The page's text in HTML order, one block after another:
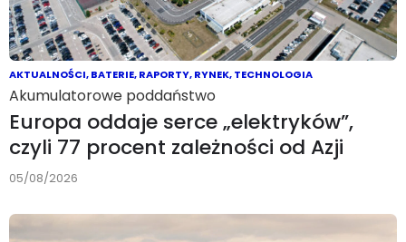
AKTUALNOŚCI,BATERIE,RAPORTY,RYNEK,TECHNOLOGIA
Akumulatorowe poddaństwo
Europa oddaje serce „elektryków”,
czyli 77 procent zależności od Azji
05/08/2026